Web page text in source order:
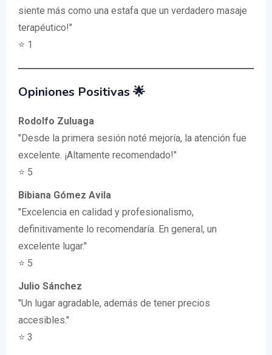
siente más como una estafa que un verdadero masaje
terapéutico!"
⭐ 1
Opiniones Positivas 🌟
Rodolfo Zuluaga
"Desde la primera sesión noté mejoría, la atención fue
excelente. ¡Altamente recomendado!"
⭐ 5
Bibiana Gómez Avila
"Excelencia en calidad y profesionalismo,
definitivamente lo recomendaría. En general, un
excelente lugar."
⭐ 5
Julio Sánchez
"Un lugar agradable, además de tener precios
accesibles."
⭐ 3